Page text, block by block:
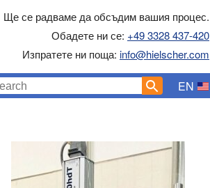
Ще се радваме да обсъдим вашия процес.
Обадете ни се: +49 3328 437-420
Изпратете ни поща: info@hielscher.com
EN